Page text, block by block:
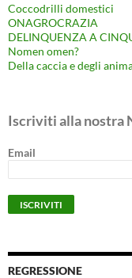
Coccodrilli domestici
ONAGROCRAZIA
DELINQUENZA A
Nomen omen?
Della caccia e degli
Iscriviti alla nostra
Email
REGRESSIONE